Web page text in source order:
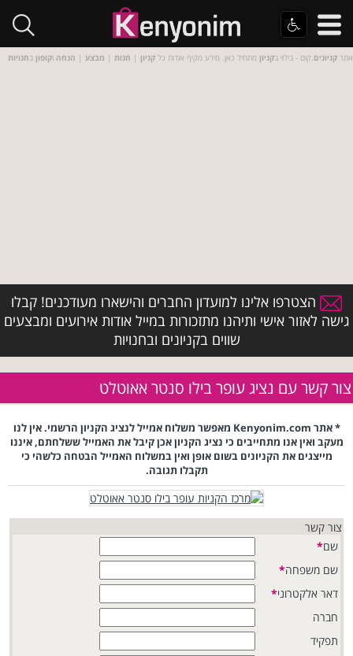
אתר קניונים.קום - בילוי בקניון מתחיל כאן. מידע מקיף אודות כל קניון | חנות | מבצע | הנחה וקופון בחנויות
הצטרפו אלינו למועדון החברים והישארו מעודכנים! קבלו
גישה לאזור אישי ותיהנו מתזכורות במייל אודות אירועים ומבצעים
שווים בקניונים ובחנויות
צור קשר עם נציג עופר בילו סנטר אאוטלט
* אתר Kenyonim.com מאפשר משלוח אמייל לנציג הקניון הרשמי. אין לנו
מעקב ואין אנו מתחייבים כי נציג הקניון אכן קיבל את האמייל ששלחתם, איננו
מייצגים את הקניונים בשום אופן ואין במשלוח האמייל הבטחה כלשהי כי
תקבלו תגובה.
צור קשר
שם*
שם משפחה*
דאר אלקטרוני*
חברה
תפקיד